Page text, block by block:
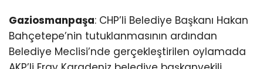
Gaziosmanpaşa: CHP’li Belediye Başkanı Hakan
Bahçetepe’nin tutuklanmasının ardından
Belediye Meclisi’nde gerçekleştirilen oylamada